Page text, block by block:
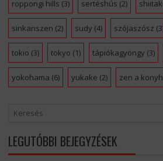
roppongi hills (3) sertéshús (2)
sinkanszen (2) sudy (4) szójaszósz
tokio (3) tokyo (1) tápiókagyöngy (3)
yokohama (6) yukake (2) zen a
LEGUTÓBBI BEJEGYZÉSEK